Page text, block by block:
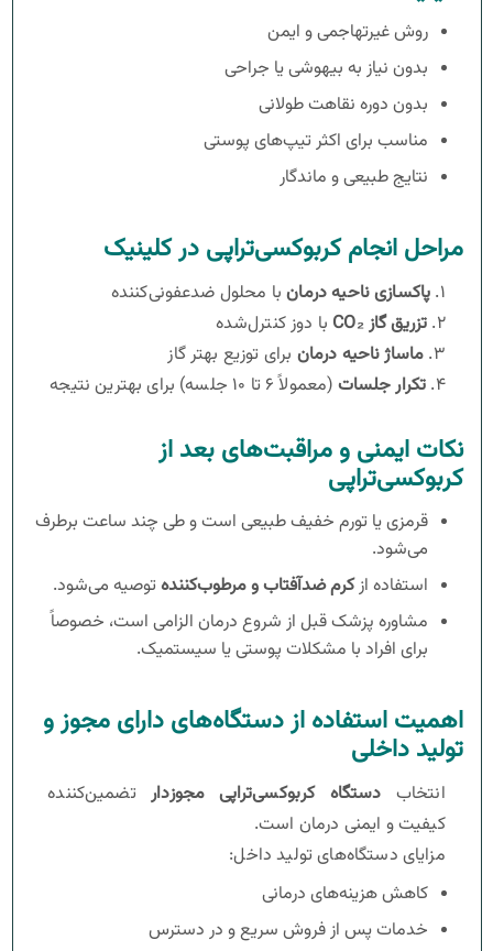
روش غیرتهاجمی و ایمن
بدون نیاز به بیهوشی یا جراحی
بدون دوره نقاهت طولانی
مناسب برای اکثر تیپ‌های پوستی
نتایج طبیعی و ماندگار
مراحل انجام کربوکسی‌تراپی در کلینیک
۱. پاکسازی ناحیه درمانبا محلول ضدعفونی‌کننده
۲. تزریق گازCO₂
با دوز کنترل‌شده
۳. ماساژ ناحیه درمان برای توزیع بهتر گاز
۴. تکرار جلسات (معمولاً ۶ تا ۱۰ جلسه) برای بهترین نتیجه
نکات ایمنی و مراقبت‌های بعد از
کربوکسی‌تراپی
قرمزی یا تورم خفیف طبیعی است و طی چند ساعت برطرف
می‌شود.
استفاده ازکرم ضدآفتاب و مرطوب‌کننده توصیه می‌شود.
مشاوره پزشک قبل از شروع درمان الزامی است، خصوصاً
برای افراد با مشکلات پوستی یا سیستمیک.
اهمیت استفاده از دستگاه‌های دارای مجوز و
تولید داخلی
انتخاب دستگاه کربوکسی‌تراپی مجوزدارتضمین‌کننده
کیفیت و ایمنی درمان است.
مزایای دستگاه‌های تولید داخل:
کاهش هزینه‌های درمانی
خدمات پس از فروش سریع و در دسترس